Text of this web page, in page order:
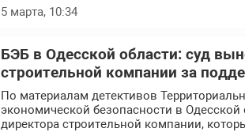
5 марта, 10:34
БЭБ в Одесской области: суд
строительной компании за
По материалам детективов
экономической безопасности в
директора строительной компании,